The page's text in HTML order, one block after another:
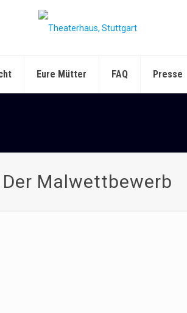
Eure Mütter FAQ Presse
Der Malwettbewerb